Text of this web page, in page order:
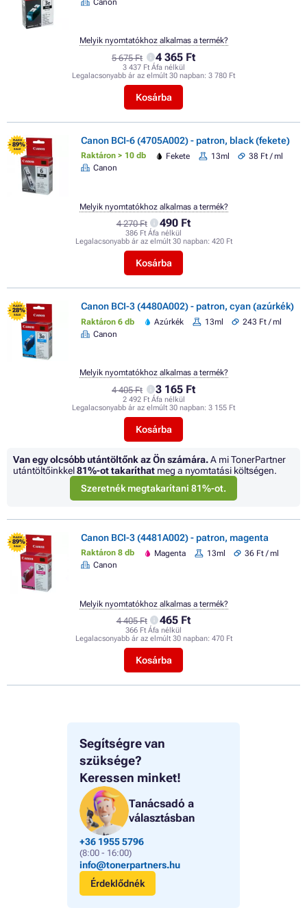
Segítségre van
szüksége?
Keressen minket!
Tanácsadó a
választásban
+36 1955 5796
(8:00 - 16:00)
info@tonerpartners.hu
Érdeklődnék
5 675 Ft 4 365 Ft
3 437 Ft Áfa nélkül
Legalacsonyabb ár az elmúlt 30 napban: 3 780 Ft
Kosárba
Melyik nyomtatókhoz alkalmas a termék?
FLASH
- 89%
SALE
Canon BCI-6 (4705A002) - patron, black (fekete)
Raktáron > 10 db Fekete 13ml
38 Ft / ml
Canon
4 270 Ft 490 Ft
386 Ft Áfa nélkül
Legalacsonyabb ár az elmúlt 30 napban: 420 Ft
Kosárba
Melyik nyomtatókhoz alkalmas a termék?
FLASH
- 28%
SALE
Canon BCI-3 (4480A002) - patron, cyan (azúrkék)
Raktáron 6 db Azúrkék 13ml
243 Ft / ml
Canon
4 405 Ft 3 165 Ft
2 492 Ft Áfa nélkül
Legalacsonyabb ár az elmúlt 30 napban: 3 155 Ft
Kosárba
Melyik nyomtatókhoz alkalmas a termék?
Van egy olcsóbb utántöltőnk az Ön számára.A mi TonerPartner
utántöltőinkkel81%-ot takaríthat meg a nyomtatási költségen.
Szeretnék megtakarítani 81%-ot.
FLASH
- 89%
SALE
Canon BCI-3 (4481A002) - patron, magenta
Raktáron 8 db Magenta 13ml
36 Ft / ml
Canon
4 405 Ft 465 Ft
366 Ft Áfa nélkül
Legalacsonyabb ár az elmúlt 30 napban: 470 Ft
Kosárba
Melyik nyomtatókhoz alkalmas a termék?